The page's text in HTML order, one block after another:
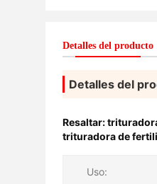
Detalles del producto
Detalles del
Resaltar:
trituradora de
Uso: